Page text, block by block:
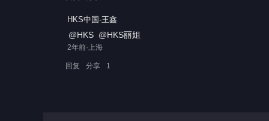
HKS中国-王鑫
@HKS @HKS丽姐
2年前·上海
1
分享
回复